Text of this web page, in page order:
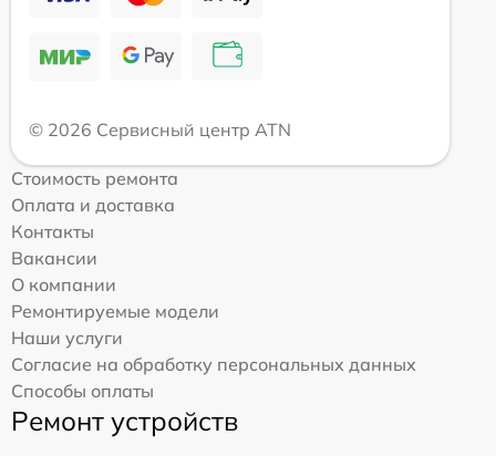
© 2026 Сервисный центр ATN
Стоимость ремонта
Оплата и доставка
Контакты
Вакансии
О компании
Ремонтируемые модели
Наши услуги
Согласие на обработку персональных данных
Способы оплаты
Ремонт устройств